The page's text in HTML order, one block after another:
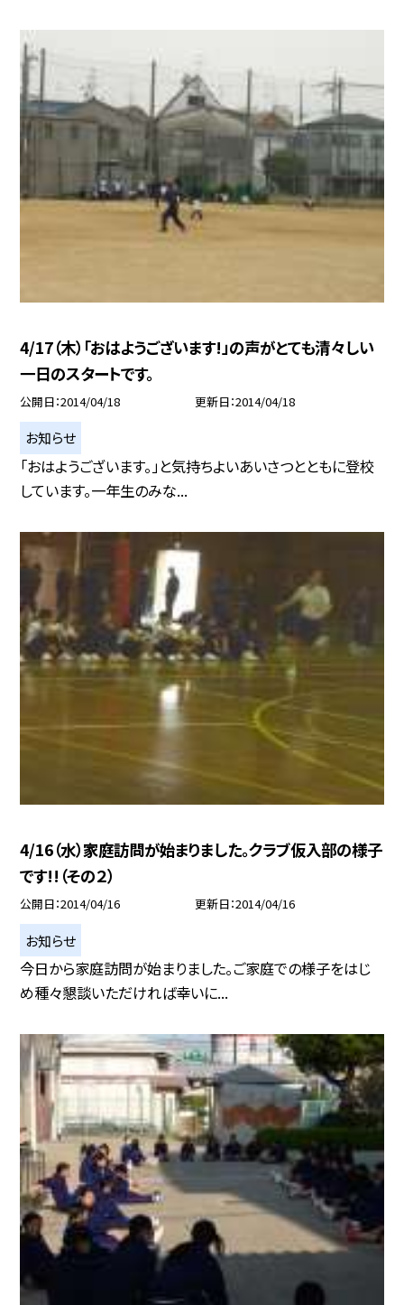
4/17（木）「おはようございます!」の声がとても清々しい
一日のスタートです。
公開日 2014/04/18 更新日 2014/04/18
お知らせ
「おはようございます。」と気持ちよいあいさつとともに登校
しています。一年生のみな...
4/16（水）家庭訪問が始まりました。クラブ仮入部の様子
です!!（その２）
公開日 2014/04/16 更新日 2014/04/16
お知らせ
今日から家庭訪問が始まりました。ご家庭での様子をはじ
め種々懇談いただければ幸いに...